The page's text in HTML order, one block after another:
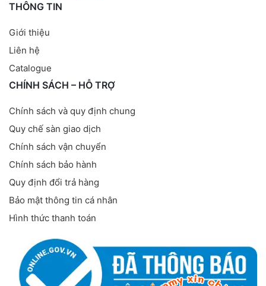
THÔNG TIN
Giới thiệu
Liên hệ
Catalogue
CHÍNH SÁCH – HỖ TRỢ
Chính sách và quy định chung
Quy chế sàn giao dịch
Chính sách vận chuyển
Chính sách bảo hành
Quy định đổi trả hàng
Bảo mật thông tin cá nhân
Hình thức thanh toán